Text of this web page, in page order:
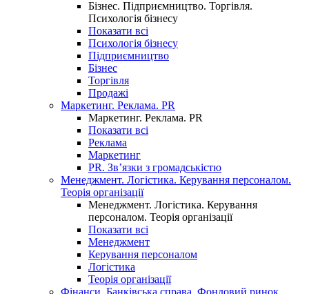
Бізнес. Підприємництво. Торгівля.
Психологія бізнесу
Показати всі
Психологія бізнесу
Підприємництво
Бізнес
Торгівля
Продажі
Маркетинг. Реклама. PR
Маркетинг. Реклама. PR
Показати всі
Реклама
Маркетинг
PR. Зв’язки з громадськістю
Менеджмент. Логістика. Керування персоналом.
Теорія організації
Менеджмент. Логістика. Керування
персоналом. Теорія організації
Показати всі
Менеджмент
Керування персоналом
Логістика
Теорія організації
Фінанси. Банківська справа. Фондовий ринок.